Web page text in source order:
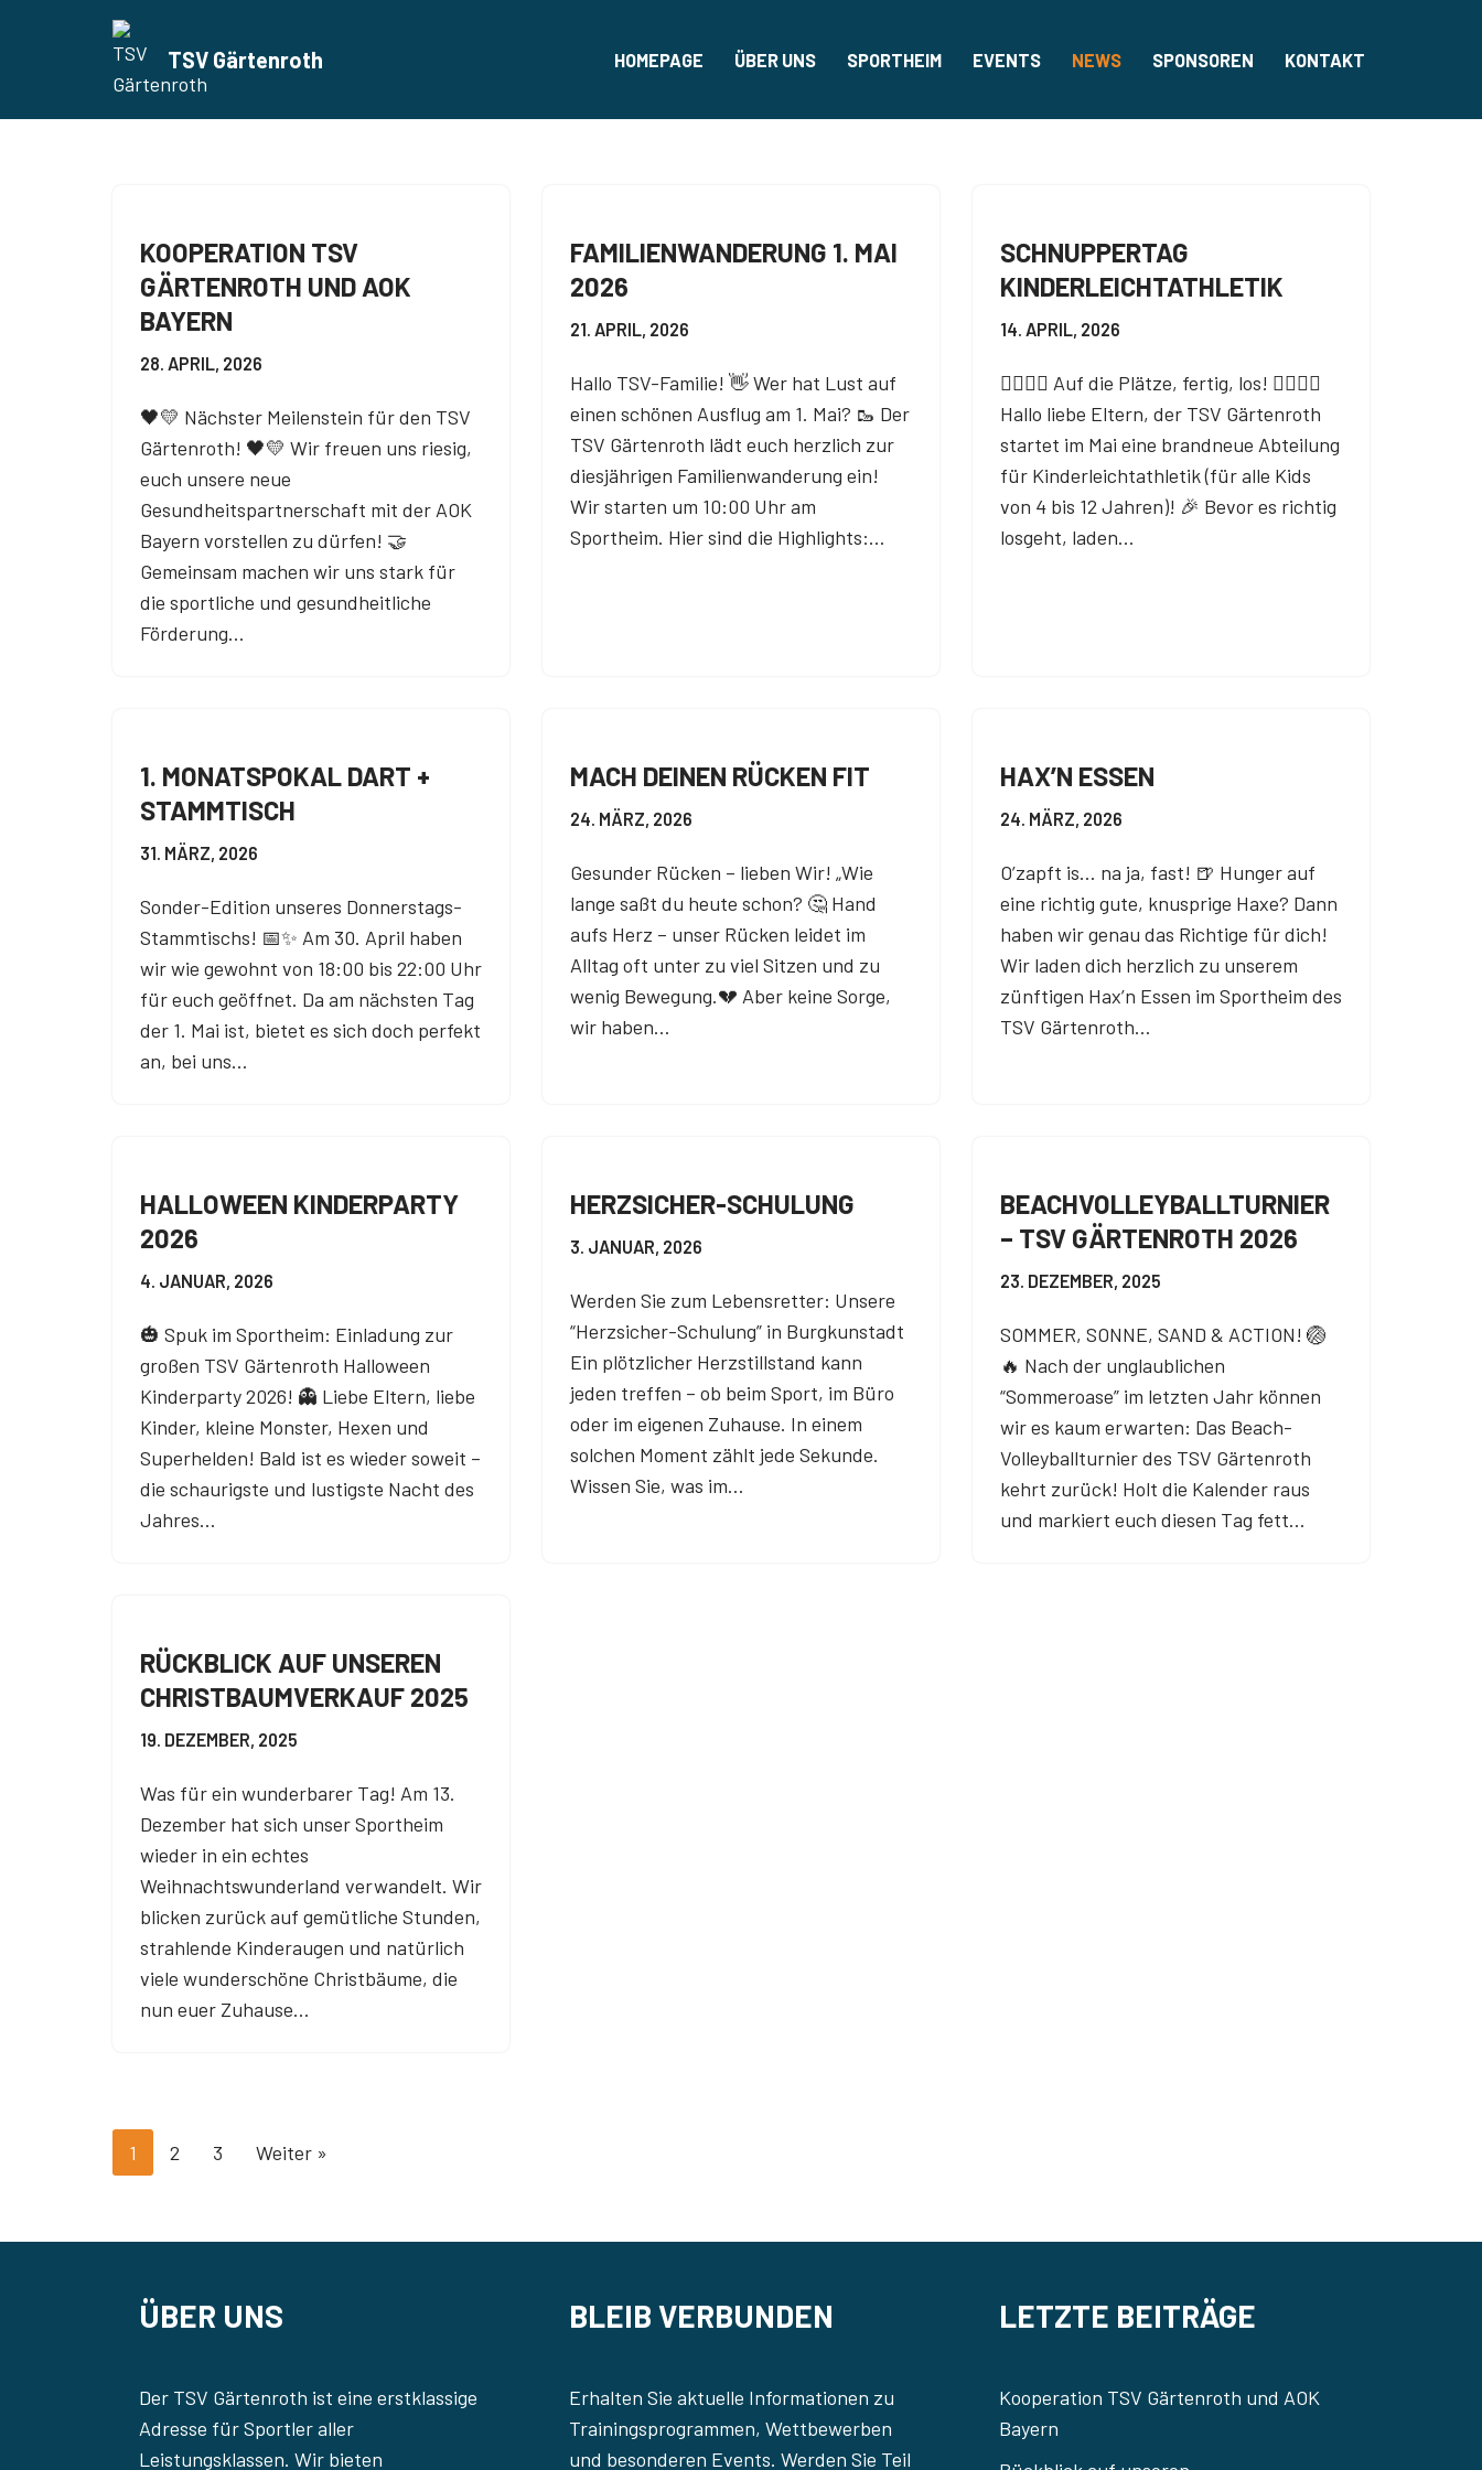
springen
TSV Gärtenroth HOMEPAGE ÜBER UNS SPORTHEIM EVENTS NEWS SPONSOREN KONTAKT
KOOPERATION TSV
GÄRTENROTH UND AOK
BAYERN
28. APRIL, 2026
🖤💛 Nächster Meilenstein für den TSV
Gärtenroth! 🖤💛 Wir freuen uns riesig,
euch unsere neue
Gesundheitspartnerschaft mit der AOK
Bayern vorstellen zu dürfen! 🤝
Gemeinsam machen wir uns stark für
die sportliche und gesundheitliche
Förderung…
FAMILIENWANDERUNG 1. MAI
2026
21. APRIL, 2026
Hallo TSV-Familie! 👋 Wer hat Lust auf
einen schönen Ausflug am 1. Mai? 🥾 Der
TSV Gärtenroth lädt euch herzlich zur
diesjährigen Familienwanderung ein!
Wir starten um 10:00 Uhr am
Sportheim. Hier sind die Highlights:…
SCHNUPPERTAG
KINDERLEICHTATHLETIK
14. APRIL, 2026
🏃‍♀️🏃‍♂️ Auf die Plätze, fertig, los! 🏃‍♀️🏃‍♂️
Hallo liebe Eltern, der TSV Gärtenroth
startet im Mai eine brandneue Abteilung
für Kinderleichtathletik (für alle Kids
von 4 bis 12 Jahren)! 🎉 Bevor es richtig
losgeht, laden…
1. MONATSPOKAL DART +
STAMMTISCH
31. MÄRZ, 2026
Sonder-Edition unseres Donnerstags-
Stammtischs! 📅✨ Am 30. April haben
wir wie gewohnt von 18:00 bis 22:00 Uhr
für euch geöffnet. Da am nächsten Tag
der 1. Mai ist, bietet es sich doch perfekt
an, bei uns…
MACH DEINEN RÜCKEN FIT
24. MÄRZ, 2026
Gesunder Rücken – lieben Wir! „Wie
lange saßt du heute schon? 🤔 Hand
aufs Herz – unser Rücken leidet im
Alltag oft unter zu viel Sitzen und zu
wenig Bewegung.💔 Aber keine Sorge,
wir haben…
HAX’N ESSEN
24. MÄRZ, 2026
O’zapft is… na ja, fast! 🍺 Hunger auf
eine richtig gute, knusprige Haxe? Dann
haben wir genau das Richtige für dich!
Wir laden dich herzlich zu unserem
zünftigen Hax’n Essen im Sportheim des
TSV Gärtenroth…
HALLOWEEN KINDERPARTY
2026
4. JANUAR, 2026
🎃 Spuk im Sportheim: Einladung zur
großen TSV Gärtenroth Halloween
Kinderparty 2026! 👻 Liebe Eltern, liebe
Kinder, kleine Monster, Hexen und
Superhelden! Bald ist es wieder soweit –
die schaurigste und lustigste Nacht des
Jahres…
HERZSICHER-SCHULUNG
3. JANUAR, 2026
Werden Sie zum Lebensretter: Unsere
“Herzsicher-Schulung” in Burgkunstadt
Ein plötzlicher Herzstillstand kann
jeden treffen – ob beim Sport, im Büro
oder im eigenen Zuhause. In einem
solchen Moment zählt jede Sekunde.
Wissen Sie, was im…
BEACHVOLLEYBALLTURNIER
– TSV GÄRTENROTH 2026
23. DEZEMBER, 2025
SOMMER, SONNE, SAND & ACTION! 🏐
🔥 Nach der unglaublichen
“Sommeroase” im letzten Jahr können
wir es kaum erwarten: Das Beach-
Volleyballturnier des TSV Gärtenroth
kehrt zurück! Holt die Kalender raus
und markiert euch diesen Tag fett…
RÜCKBLICK AUF UNSEREN
CHRISTBAUMVERKAUF 2025
19. DEZEMBER, 2025
Was für ein wunderbarer Tag! Am 13.
Dezember hat sich unser Sportheim
wieder in ein echtes
Weihnachtswunderland verwandelt. Wir
blicken zurück auf gemütliche Stunden,
strahlende Kinderaugen und natürlich
viele wunderschöne Christbäume, die
nun euer Zuhause…
1 2 3 Weiter »
ÜBER UNS
Der TSV Gärtenroth ist eine erstklassige
Adresse für Sportler aller
Leistungsklassen. Wir bieten
BLEIB VERBUNDEN
Erhalten Sie aktuelle Informationen zu
Trainingsprogrammen, Wettbewerben
und besonderen Events. Werden Sie Teil
LETZTE BEITRÄGE
Kooperation TSV Gärtenroth und AOK
Bayern